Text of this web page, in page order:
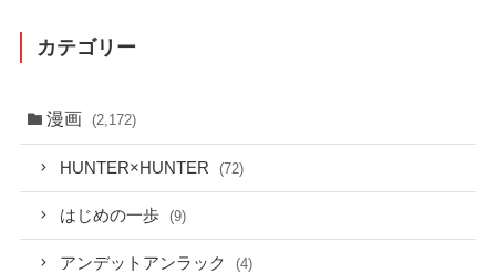
カテゴリー
漫画 (2,172)
HUNTER×HUNTER (72)
はじめの一歩 (9)
アンデットアンラック (4)